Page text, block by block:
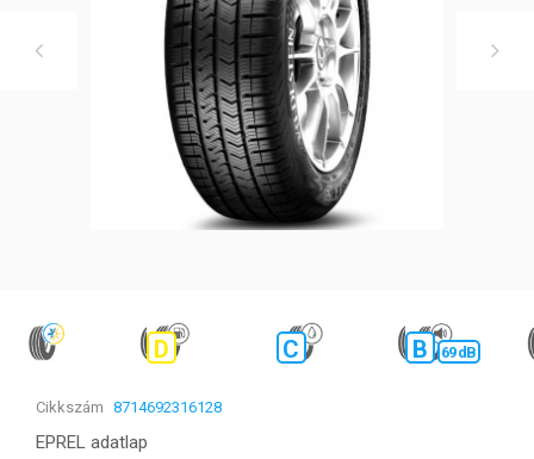
D C B 69 dB
Cikkszám 8714692316128
EPREL adatlap